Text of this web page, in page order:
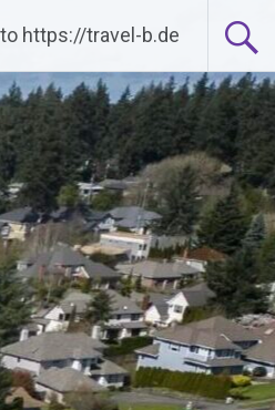
https://travel-b.de